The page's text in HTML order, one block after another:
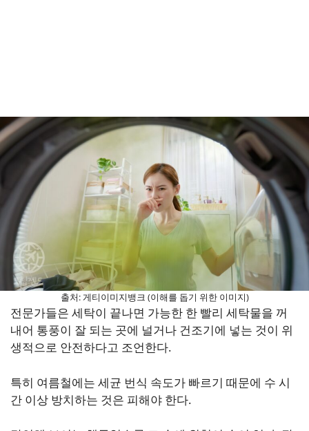
출처: 게티이미지뱅크 (이해를 돕기 위한 이미지)
전문가들은 세탁이 끝나면 가능한 한 빨리 세탁물을 꺼
내어 통풍이 잘 되는 곳에 널거나 건조기에 넣는 것이 위
생적으로 안전하다고 조언한다.
특히 여름철에는 세균 번식 속도가 빠르기 때문에 수 시
간 이상 방치하는 것은 피해야 한다.